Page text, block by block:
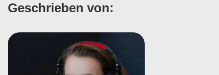
Geschrieben von: